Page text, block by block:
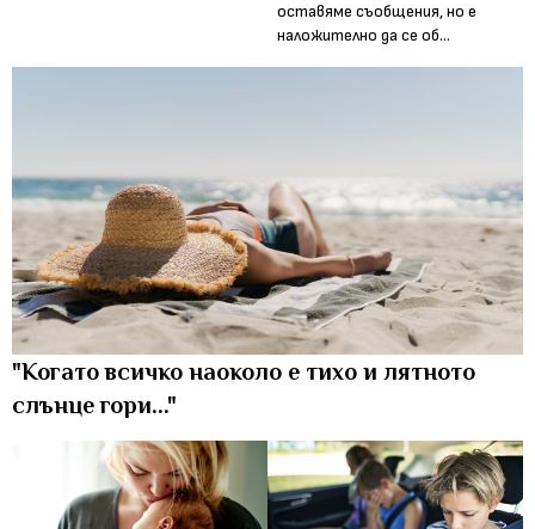
оставяме съобщения, но е
наложително да се об...
"Когато всичко наоколо е тихо и лятното
слънце гори..."